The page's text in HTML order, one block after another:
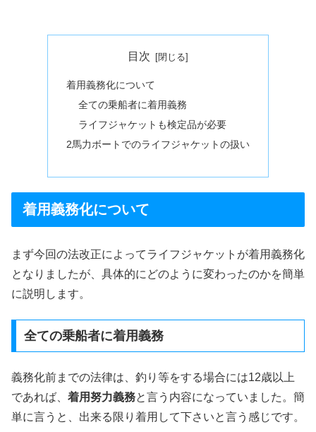
目次
着用義務化について
全ての乗船者に着用義務
ライフジャケットも検定品が必要
2馬力ボートでのライフジャケットの扱い
着用義務化について
まず今回の法改正によってライフジャケットが着用義務化
となりましたが、具体的にどのように変わったのかを簡単
に説明します。
全ての乗船者に着用義務
義務化前までの法律は、釣り等をする場合には12歳以上
であれば、 着用努力義務と言う内容になっていました。簡
単に言うと、出来る限り着用して下さいと言う感じです。